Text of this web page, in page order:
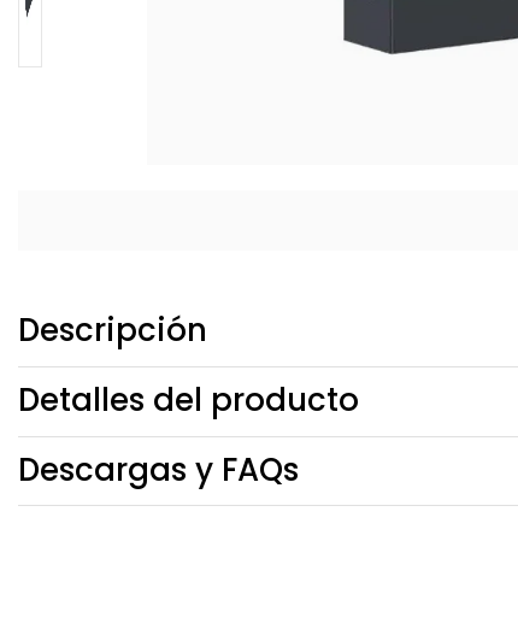
Descripción
Detalles del producto
Descargas y FAQs